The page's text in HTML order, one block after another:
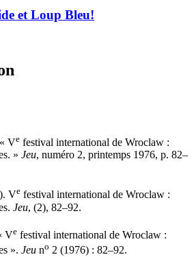
et Loup Bleu!
Ve festival international de Wroclaw :
» Jeu, numéro 2, printemps 1976, p. 82–
Ve festival international de Wroclaw :
Jeu, (2), 82–92.
Ve festival international de Wroclaw :
». Jeu no 2 (1976) : 82–92.